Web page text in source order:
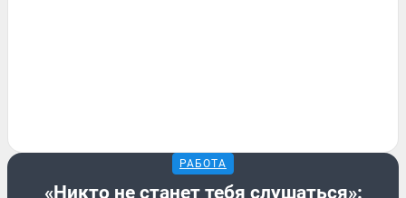
РАБОТА
«Никто не станет тебя слушаться»: